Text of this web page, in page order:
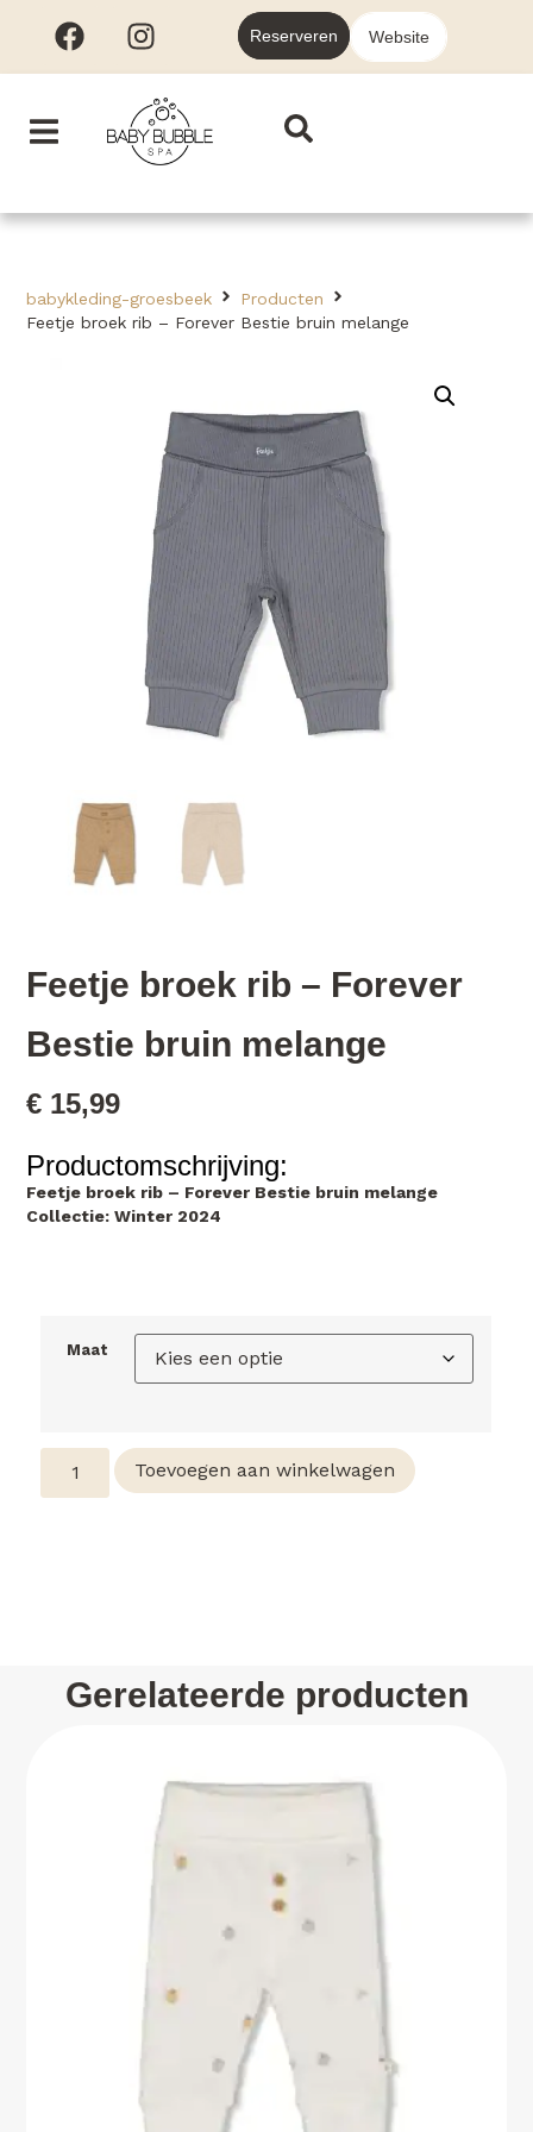
Reserveren Website
babykleding-groesbeek
Producten
Feetje broek rib – Forever Bestie bruin melange
Feetje broek rib – Forever
Bestie bruin melange
€ 15,99
Productomschrijving:
Feetje broek rib – Forever Bestie bruin melange
Collectie: Winter 2024
Maat
Toevoegen aan winkelwagen
Gerelateerde producten